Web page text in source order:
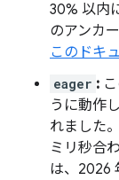
30% 以内
のアンカ
このドキ
eager :
うに動作
れました
ミリ秒合
は、2026